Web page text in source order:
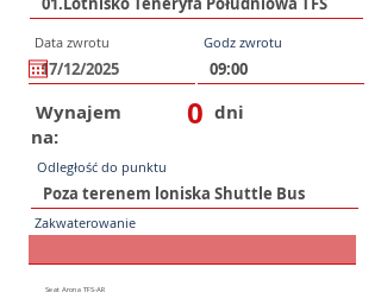
Data zwrotu Godz zwrotu
Wynajem
na:
0 dni
Odległość do punktu
Zakwaterowanie